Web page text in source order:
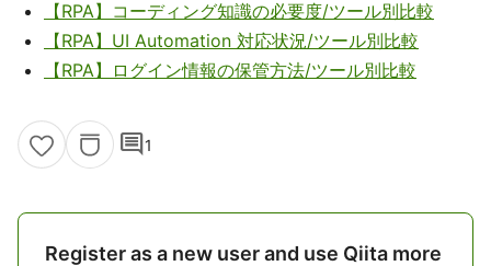
【RPA】コーディング知識の必要度/ツール別比較
【RPA】UI Automation 対応状況/ツール別比較
【RPA】ログイン情報の保管方法/ツール別比較
comment1
Register as a new user and use Qiita more